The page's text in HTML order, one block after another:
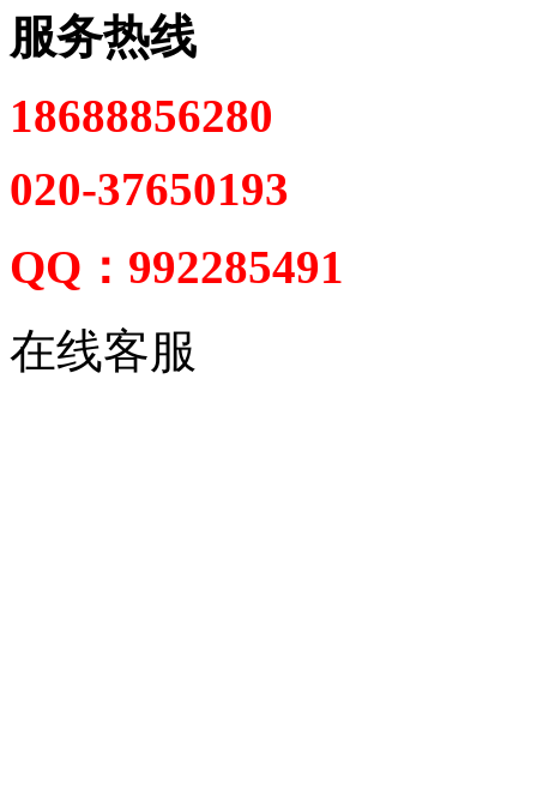
服务热线
18688856280
020-37650193
QQ：992285491
在线客服